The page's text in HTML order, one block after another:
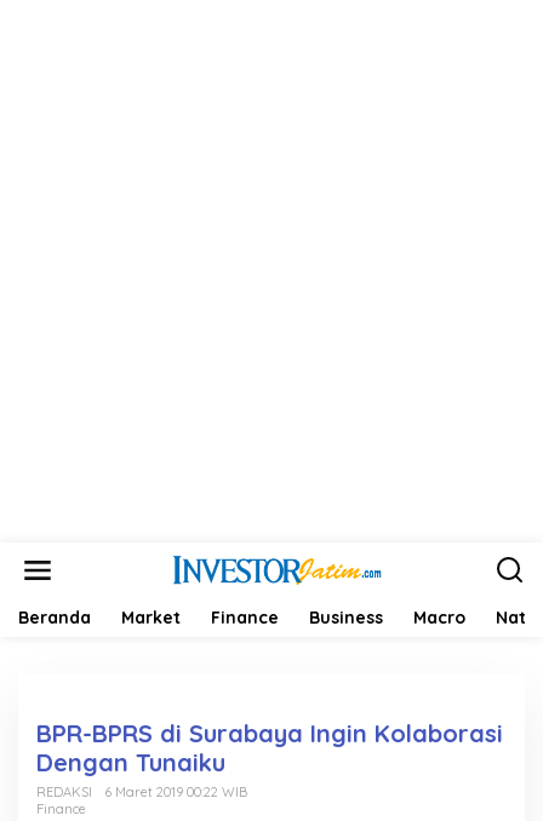
Beranda Market Finance Business Macro
BPR-BPRS di Surabaya Ingin Kolaborasi
Dengan Tunaiku
REDAKSI
6 Maret 2019 00:22 WIB
Finance